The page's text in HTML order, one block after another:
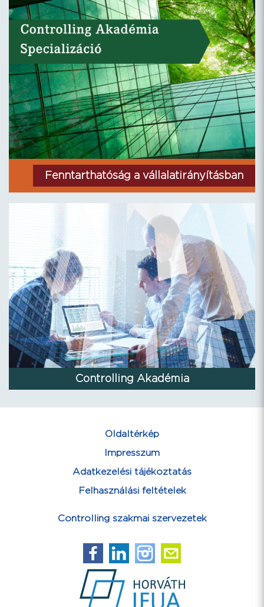
Fenntarthatóság a vállalatirányításban
Controlling Akadémia
Oldaltérkép
Impresszum
Adatkezelési tájékoztatás
Felhasználási feltételek
Controlling szakmai szervezetek